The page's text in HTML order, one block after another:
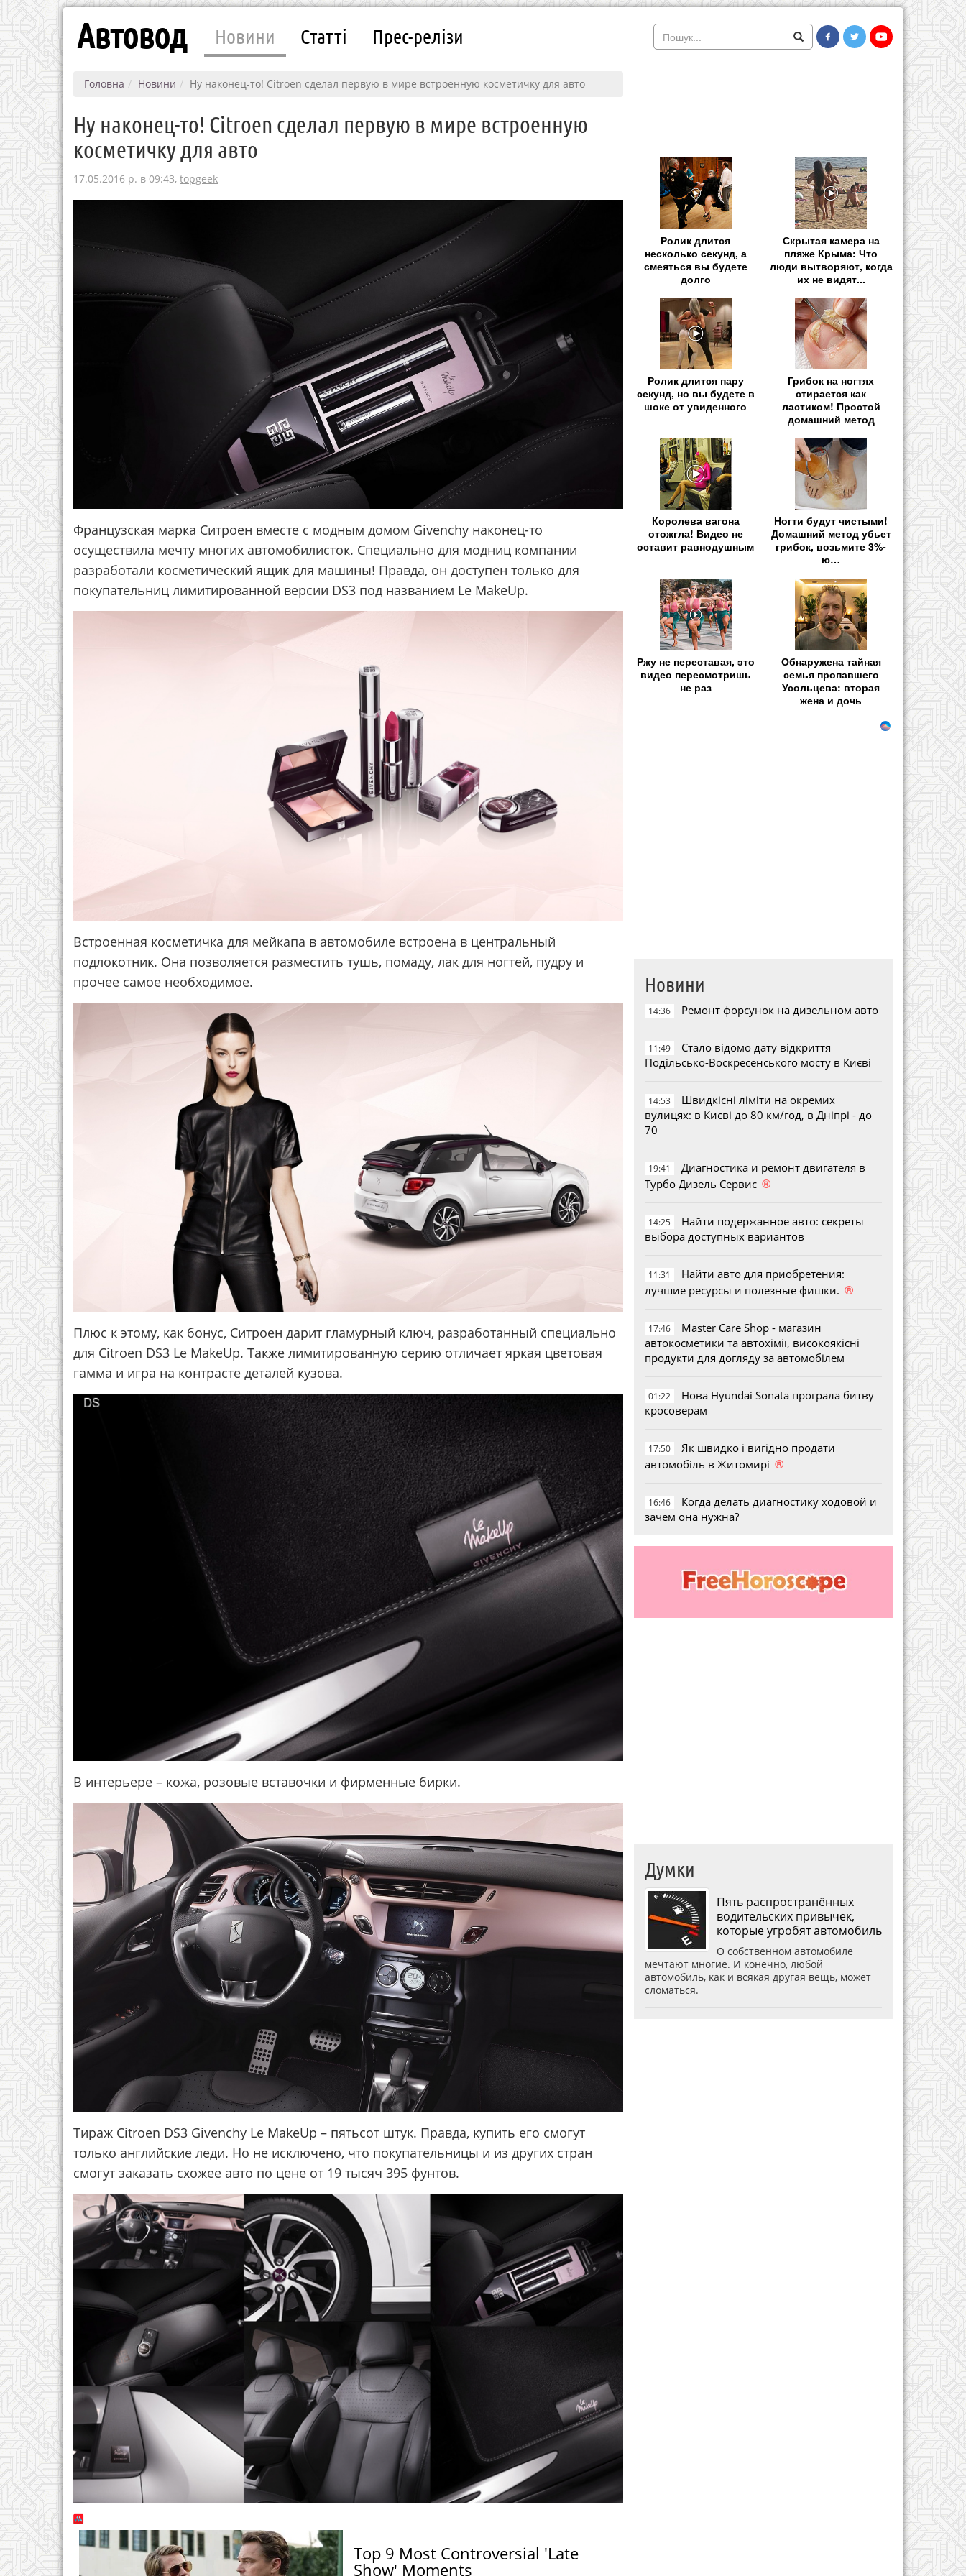
Автовод Новини Статті Прес-релізи
Головна Новини Ну наконец-то! Citroen сделал первую в мире встроенную косметичку для авто
Ну наконец-то! Citroen сделал первую в мире встроенную
косметичку для авто
17.05.2016 р. в 09:43, topgeek
Французская марка Ситроен вместе с модным домом Givenchy наконец-то
осуществила мечту многих автомобилисток. Специально для модниц компании
разработали косметический ящик для машины! Правда, он доступен только для
покупательниц лимитированной версии DS3 под названием Le MakeUp.
Встроенная косметичка для мейкапа в автомобиле встроена в центральный
подлокотник. Она позволяется разместить тушь, помаду, лак для ногтей, пудру и
прочее самое необходимое.
Плюс к этому, как бонус, Ситроен дарит гламурный ключ, разработанный специально
для Citroen DS3 Le MakeUp. Также лимитированную серию отличает яркая цветовая
гамма и игра на контрасте деталей кузова.
В интерьере – кожа, розовые вставочки и фирменные бирки.
Тираж Citroen DS3 Givenchy Le MakeUp – пятьсот штук. Правда, купить его смогут
только английские леди. Но не исключено, что покупательницы и из других стран
смогут заказать схожее авто по цене от 19 тысяч 395 фунтов.
Top 9 Most Controversial 'Late
Show' Moments
Ролик длится
несколько секунд, а
смеяться вы будете
долго
Скрытая камера на
пляже Крыма: Что
люди вытворяют, когда
их не видят...
Ролик длится пару
секунд, но вы будете в
шоке от увиденного
Грибок на ногтях
стирается как
ластиком! Простой
домашний метод
Королева вагона
отожгла! Видео не
оставит равнодушным
Ногти будут чистыми!
Домашний метод убьет
грибок, возьмите 3%-
ю…
Ржу не переставая, это
видео пересмотришь
не раз
Обнаружена тайная
семья пропавшего
Усольцева: вторая
жена и дочь
Новини
14:36 Ремонт форсунок на дизельном авто
11:49
Стало відомо дату відкриття
Подільсько-Воскресенського мосту в Києві
14:53
Швидкісні ліміти на окремих
вулицях: в Києві до 80 км/год, в Дніпрі - до
70
19:41
Диагностика и ремонт двигателя в
Турбо Дизель Сервис ®
14:25
Найти подержанное авто: секреты
выбора доступных вариантов
11:31
Найти авто для приобретения:
лучшие ресурсы и полезные фишки. ®
17:46
Master Care Shop - магазин
автокосметики та автохімії, високоякісні
продукти для догляду за автомобілем
01:22
Нова Hyundai Sonata програла битву
кросоверам
17:50
Як швидко і вигідно продати
автомобіль в Житомирі ®
16:46
Когда делать диагностику ходовой и
зачем она нужна?
Думки
Пять распространённых
водительских привычек,
которые угробят автомобиль
О собственном автомобиле
мечтают многие. И конечно, любой
автомобиль, как и всякая другая вещь, может
сломаться.